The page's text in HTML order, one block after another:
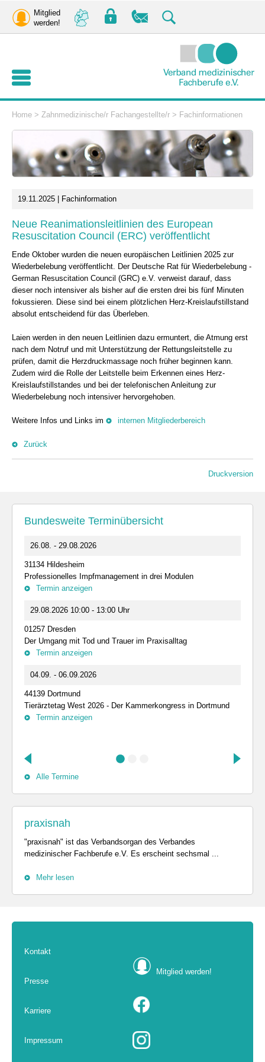
Mitglied
werden!
Home > Zahnmedizinische/r Fachangestellte/r > Fachinformationen
19.11.2025 | Fachinformation
Neue Reanimationsleitlinien des European
Resuscitation Council (ERC) veröffentlicht
Ende Oktober wurden die neuen europäischen Leitlinien 2025 zur
Wiederbelebung veröffentlicht. Der Deutsche Rat für Wiederbelebung -
German Resuscitation Council (GRC) e.V. verweist darauf, dass
dieser noch intensiver als bisher auf die ersten drei bis fünf Minuten
fokussieren. Diese sind bei einem plötzlichen Herz-Kreislaufstillstand
absolut entscheidend für das Überleben.
Laien werden in den neuen Leitlinien dazu ermuntert, die Atmung erst
nach dem Notruf und mit Unterstützung der Rettungsleitstelle zu
prüfen, damit die Herzdruckmassage noch früher beginnen kann.
Zudem wird die Rolle der Leitstelle beim Erkennen eines Herz-
Kreislaufstillstandes und bei der telefonischen Anleitung zur
Wiederbelebung noch intensiver hervorgehoben.
Weitere Infos und Links im internen Mitgliederbereich
Zurück
Druckversion
Bundesweite Terminübersicht
26.08. - 29.08.2026
31134 Hildesheim
Professionelles Impfmanagement in drei Modulen
Termin anzeigen
29.08.2026 10:00 - 13:00 Uhr
01257 Dresden
Der Umgang mit Tod und Trauer im Praxisalltag
Termin anzeigen
04.09. - 06.09.2026
44139 Dortmund
Tierärztetag West 2026 - Der Kammerkongress in Dortmund
Termin anzeigen
Alle Termine
praxisnah
"praxisnah" ist das Verbandsorgan des Verbandes
medizinischer Fachberufe e.V. Es erscheint sechsmal ...
Mehr lesen
Kontakt
Presse
Karriere
Impressum
Mitglied werden!